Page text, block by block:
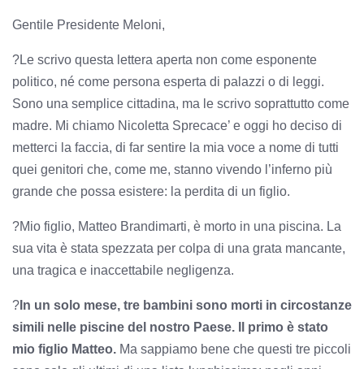
Gentile Presidente Meloni,
?Le scrivo questa lettera aperta non come esponente
politico, né come persona esperta di palazzi o di leggi.
Sono una semplice cittadina, ma le scrivo soprattutto come
madre. Mi chiamo Nicoletta Sprecace’ e oggi ho deciso di
metterci la faccia, di far sentire la mia voce a nome di tutti
quei genitori che, come me, stanno vivendo l’inferno più
grande che possa esistere: la perdita di un figlio.
?Mio figlio, Matteo Brandimarti, è morto in una piscina. La
sua vita è stata spezzata per colpa di una grata mancante,
una tragica e inaccettabile negligenza.
? In un solo mese, tre bambini sono morti in circostanze
simili nelle piscine del nostro Paese. Il primo è stato
mio figlio Matteo. Ma sappiamo bene che questi tre piccoli